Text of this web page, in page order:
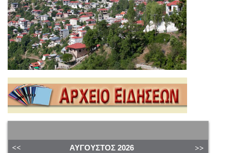
ΑΎΓΟΥΣΤΟΣ 2026